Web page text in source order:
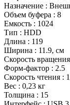
Назначение :
Объем буфера : 8
Емкость : 1024
Тип : HDD
Длина : 119
Ширина : 11.9, см
Скорость
Форм-фактор : 2.5
Скорость чтения :
Вес : 0,23 кг
Толщина : 15